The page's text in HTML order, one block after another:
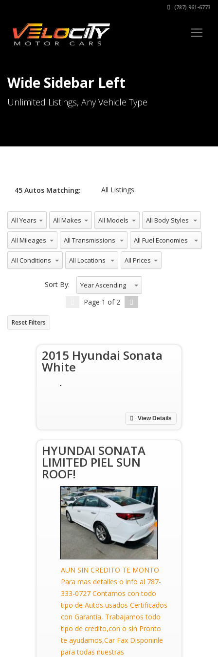
(787) 961-6773
Wide Sidebar Left
Unlimited Listings, Any Vehicle Type
45 Autos Matching: All Listings
All Years All Makes All Models All Body Styles
All Mileages All Transmissions All Fuel Economies
All Conditions All Locations All Prices
Sort By: Year Ascending
Page 1 of 2
Reset Filters
2015 Hyundai Sonata
White
View Details
HYUNDAI SONATA
LIMITED PIEL SUN
ROOF!
AUN SIN CREDITO TE MONTO
Para mas detalles o info al 787-
333-0727 Contamos con todo
tipo de Autos usados Certificados
con Garantía, Trabajamos todo
tipo de credito,con o sin Pronto
te ayudamos,Car Fax Disponinle
para todas nuestras